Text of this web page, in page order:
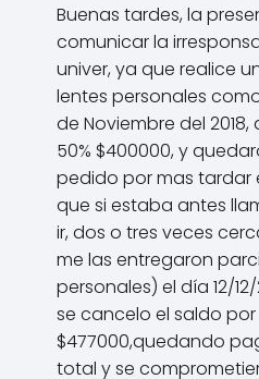
Buenas tardes, la
comunicar la
univer, ya que realice
lentes personales
de Noviembre del
50% $400000, y
pedido por mas tardar
que si estaba antes
ir, dos o tres veces
me las entregaron
personales) el día 12/
se cancelo el saldo
$477000,quedando
total y se